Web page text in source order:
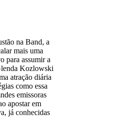
na Band, a
mais uma
para assumir a
Kozlowski
atração diária
como essa
emissoras
apostar em
já conhecidas